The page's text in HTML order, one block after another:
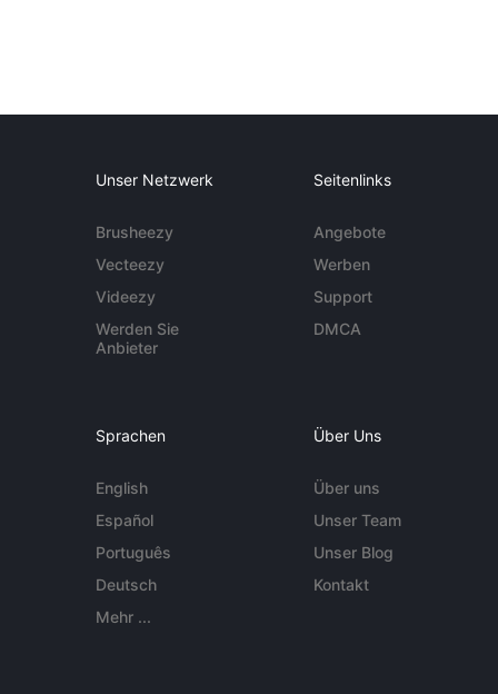
Unser Netzwerk
Brusheezy
Vecteezy
Videezy
Werden Sie
Anbieter
Seitenlinks
Angebote
Werben
Support
DMCA
Sprachen
English
Español
Português
Deutsch
Mehr ...
Über Uns
Über uns
Unser Team
Unser Blog
Kontakt